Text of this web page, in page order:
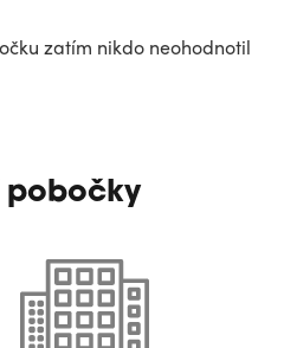
zatím nikdo neohodnotil
pobočky